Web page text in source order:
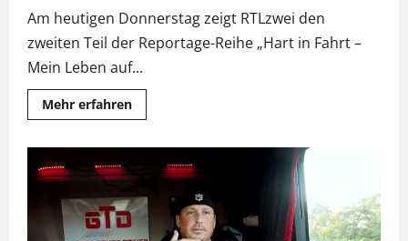
Am heutigen Donnerstag zeigt RTLzwei den
zweiten Teil der Reportage-Reihe „Hart in Fahrt –
Mein Leben auf...
Mehr erfahrenMehr
Informationen
Fahrt“:
Neue
Geschichten
von
der
Autobahn